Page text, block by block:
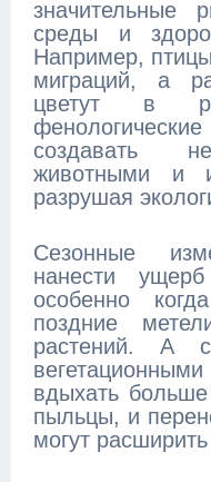
значительные
среды и
Например,
миграций, а
цветут в
создавать
животными и
разрушая
Сезонные
нанести ущерб
особенно
поздние
растений. А
вдыхать
пыльцы, и
могут